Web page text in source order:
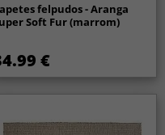
felpudos - Aranga
Soft Fur (marrom)
€